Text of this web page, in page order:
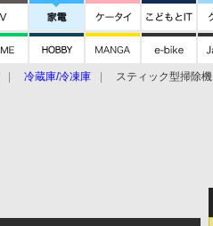
冷蔵庫/冷凍庫 スティック型掃除機